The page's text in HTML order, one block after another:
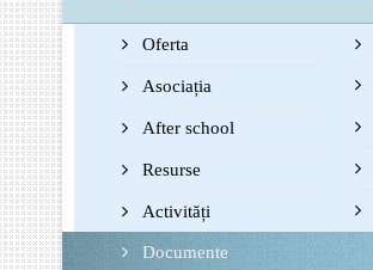
Oferta
Asociația
After school
Resurse
Activități
Documente